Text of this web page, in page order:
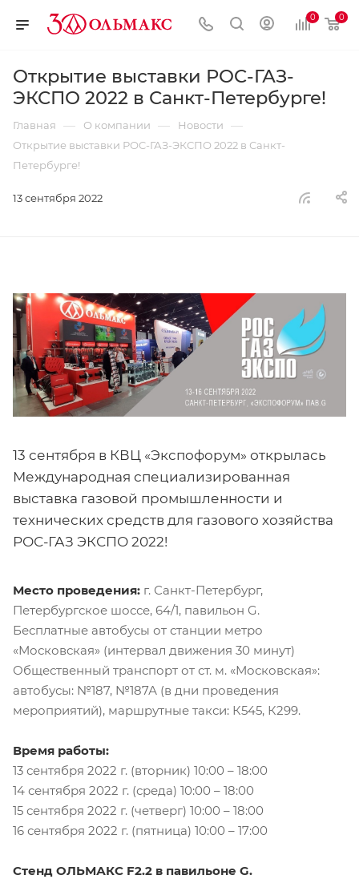
0 0
Открытие выставки РОC-ГАЗ-
ЭКСПО 2022 в Санкт-Петербурге!
Главная — О компании — Новости —
Открытие выставки РОC-ГАЗ-ЭКСПО 2022 в Санкт-
Петербурге!
13 сентября 2022
13 сентября в КВЦ «Экспофорум» открылась
Международная специализированная
выставка газовой промышленности и
технических средств для газового хозяйства
РОС-ГАЗ ЭКСПО 2022!
Место проведения: г. Санкт-Петербург,
Петербургское шоссе, 64/1, павильон G.
Бесплатные автобусы от станции метро
«Московская» (интервал движения 30 минут)
Общественный транспорт от ст. м. «Московская»:
автобусы: №187, №187А (в дни проведения
мероприятий), маршрутные такси: К545, К299.
Время работы:
13 сентября 2022 г. (вторник) 10:00 – 18:00
14 сентября 2022 г. (среда) 10:00 – 18:00
15 сентября 2022 г. (четверг) 10:00 – 18:00
16 сентября 2022 г. (пятница) 10:00 – 17:00
Стенд ОЛЬМАКС F2.2 в павильоне G.